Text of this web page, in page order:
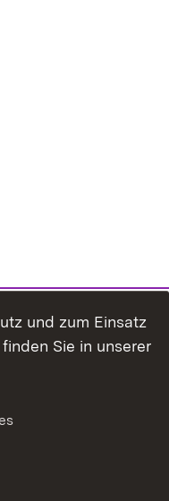
und zum Einsatz
Sie in unserer